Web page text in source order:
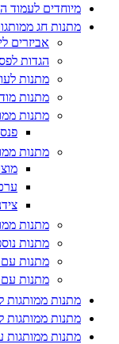
מיוחדים לעמוד
מתנות חג
אביזרים
הגדות
מתנות
מתנות
מתנות
מתנות
מתנות
מתנות
מתנות עם
מתנות עם
מתנות ממותגות
מתנות ממותגות
מתנות